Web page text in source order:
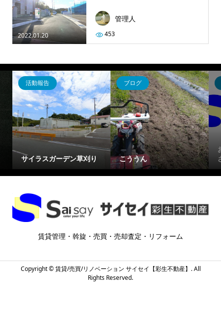
2022.01.20
管理人
453
活動報告
サイラスガーデン草刈り
ブログ
こううん
賃貸管理・斡旋・売買・売却査定・リフォーム
Copyright ©賃貸/売買/リノベーション サイセイ【彩生不動産】. All
Rights Reserved.